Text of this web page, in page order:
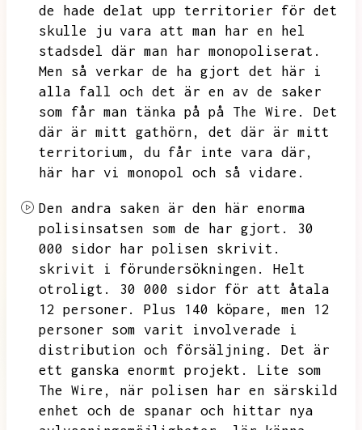
de hade delat upp territorier för det
skulle ju vara att man har en hel
stadsdel där man har monopoliserat.
Men så verkar de ha gjort det här i
alla fall och det är en av de saker
som får man tänka på på The Wire.
Det
där är mitt gathörn,
det där är mitt
territorium,
du får inte vara där,
här har vi monopol och så vidare.
Den andra saken är den här enorma
polisinsatsen som de har gjort.
30
000 sidor har polisen skrivit.
skrivit i förundersökningen.
Helt
otroligt.
30 000 sidor för att åtala
12 personer.
Plus 140 köpare,
men 12
personer som varit involverade i
distribution och försäljning.
Det är
ett ganska enormt projekt.
Lite som
The Wire,
när polisen har en särskild
enhet och de spanar och hittar nya